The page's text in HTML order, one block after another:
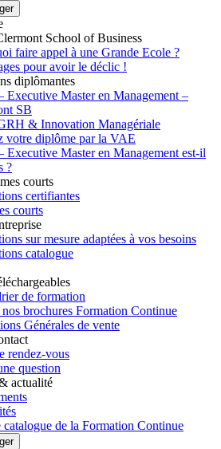
School of Business
faire appel à une Grande Ecole ?
pour avoir le déclic !
diplômantes
Executive Master en Management –
SB
& Innovation Managériale
votre diplôme par la VAE
Master en Management est-il
?
courts
certifiantes
courts
sur mesure adaptées à vos besoins
catalogue
de formation
nos brochures Formation Continue
Générales de vente
rendez-vous
question
actualité
de la Formation Continue